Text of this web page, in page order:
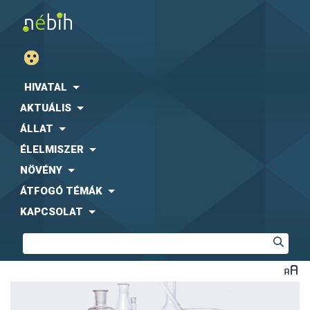
HIVATAL
AKTUÁLIS
ÁLLAT
ÉLELMISZER
NÖVÉNY
ÁTFOGÓ TÉMÁK
KAPCSOLAT